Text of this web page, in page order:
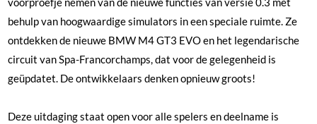
behulp van hoogwaardige simulators in een speciale ruimte. Ze
ontdekken de nieuwe BMW M4 GT3 EVO en het legendarische
circuit van Spa-Francorchamps, dat voor de gelegenheid is
geüpdatet. De ontwikkelaars denken opnieuw groots!
Deze uitdaging staat open voor alle spelers en deelname is